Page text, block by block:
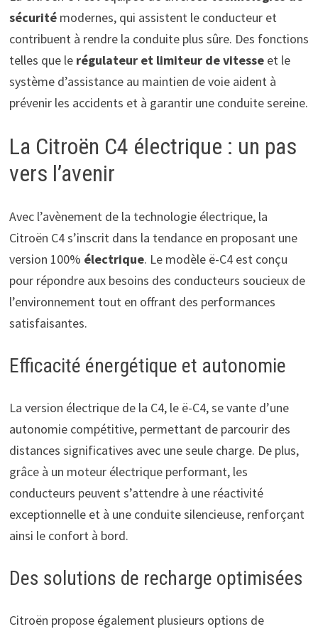
sécuritémodernes, qui assistent le conducteur et
contribuent à rendre la conduite plus sûre. Des fonctions
telles que le régulateur et limiteur de vitesseet le
système d’assistance au maintien de voie aident à
prévenir les accidents et à garantir une conduite sereine.
La Citroën C4 électrique : un pas
vers l’avenir
Avec l’avènement de la technologie électrique, la
Citroën C4 s’inscrit dans la tendance en proposant une
version 100% électrique. Le modèle ë-C4 est conçu
pour répondre aux besoins des conducteurs soucieux de
l’environnement tout en offrant des performances
satisfaisantes.
Efficacité énergétique et autonomie
La version électrique de la C4, le ë-C4, se vante d’une
autonomie compétitive, permettant de parcourir des
distances significatives avec une seule charge. De plus,
grâce à un moteur électrique performant, les
conducteurs peuvent s’attendre à une réactivité
exceptionnelle et à une conduite silencieuse, renforçant
ainsi le confort à bord.
Des solutions de recharge optimisées
Citroën propose également plusieurs options de